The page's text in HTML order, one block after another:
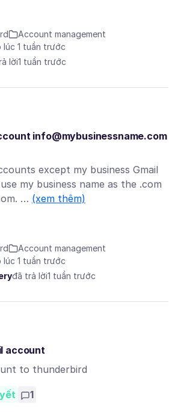
Account management
lúc 1 tuần trước
lời1 tuần trước
info@mybusinessname.com
except my business Gmail
my business name as the .com
… (xem thêm)
Account management
lúc 1 tuần trước
đã trả lời1 tuần trước
account
to thunderbird
1